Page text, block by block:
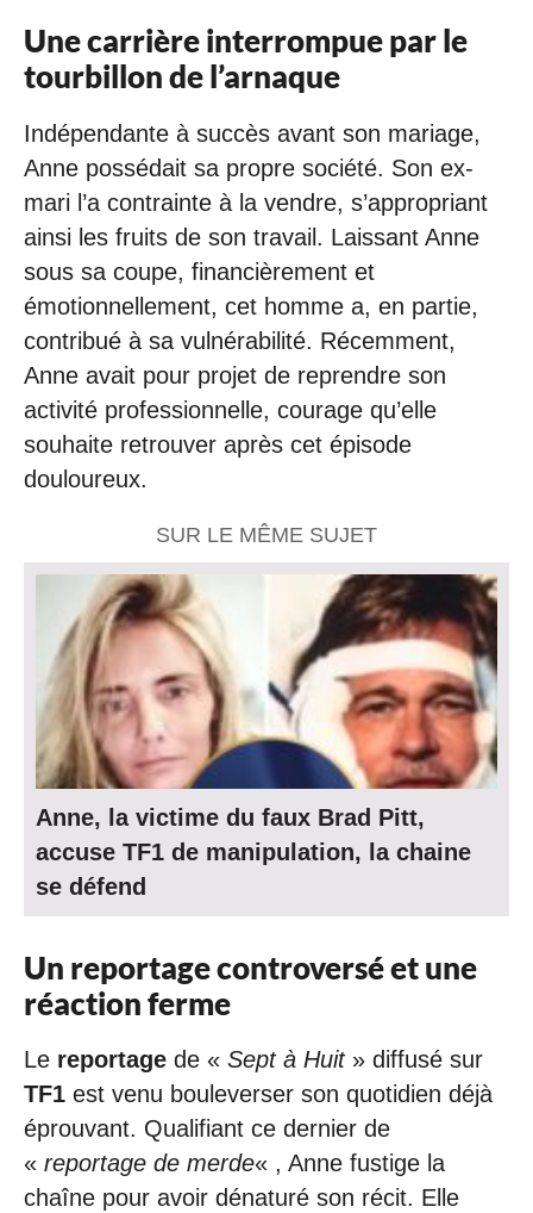
Une carrière interrompue par le
tourbillon de l’arnaque
Indépendante à succès avant son mariage,
Anne possédait sa propre société. Son ex-
mari l’a contrainte à la vendre, s’appropriant
ainsi les fruits de son travail. Laissant Anne
sous sa coupe, financièrement et
émotionnellement, cet homme a, en partie,
contribué à sa vulnérabilité. Récemment,
Anne avait pour projet de reprendre son
activité professionnelle, courage qu’elle
souhaite retrouver après cet épisode
douloureux.
SUR LE MÊME SUJET
Anne, la victime du faux Brad Pitt,
accuse TF1 de manipulation, la chaine
se défend
Un reportage controversé et une
réaction ferme
Le reportage de « Sept à Huit» diffusé sur
TF1 est venu bouleverser son quotidien déjà
éprouvant. Qualifiant ce dernier de
« reportage de merde« , Anne fustige la
chaîne pour avoir dénaturé son récit. Elle